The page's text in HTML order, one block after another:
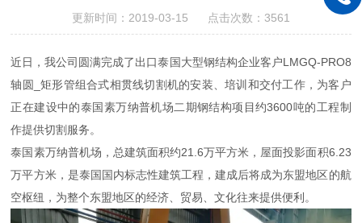
更新时间：2019-03-15 点击次数：3561
近日，我公司圆满完成了出口泰国大型钢结构企业客户LMGQ-PRO8
轴圆_矩形管组合式相贯线切割机的安装、培训和交付工作，为客户
正在建设中的泰国素万纳普机场二期钢结构项目约3600吨的工程制
作提供切割服务。
泰国素万纳普机场，总建筑面积约21.6万平方米，屋面投影面积6.23
万平方米，是泰国国内标志性建筑工程，建成后将成为东盟地区的航
空枢纽，为整个东盟地区的经济、贸易、文化往来提供便利。